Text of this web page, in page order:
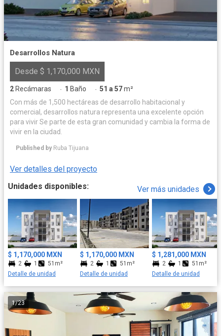
Desarrollos Natura
Desde $ 1,170,000 MXN
2 Recámaras · 1 Baño · 51 a 57m²
Con más de 1,500 hectáreas de desarrollo habitacional y
comercial, desarrollos natura representa una excelente opción
para vivir Se parte de esta gran comunidad y cambia la forma de
vivir en la ciudad.
Published by Ruba Tijuana
Ver detalles del proyecto
Unidades disponibles:
Ver más unidades
$ 1,170,000 MXN
2 1
51m²
Detalle de unidad
$ 1,170,000 MXN
2 1
51m²
Detalle de unidad
$ 1,281,000 MXN
2 1
51m²
Detalle de unidad
1/23